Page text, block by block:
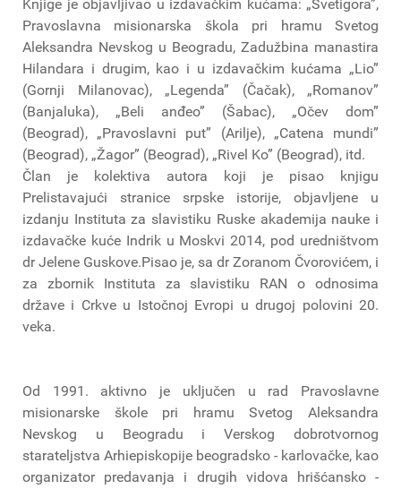
Knjige je objavljivao u izdavačkim kućama: „Svetigora”,
Pravoslavna misionarska škola pri hramu Svetog
Aleksandra Nevskog u Beogradu, Zadužbina manastira
Hilandara i drugim, kao i u izdavačkim kućama „Lio”
(Gornji Milanovac), „Legenda” (Čačak), „Romanov”
(Banjaluka), „Beli anđeo” (Šabac), „Očev dom”
(Beograd), „Pravoslavni put” (Arilje), „Catena mundi”
(Beograd), „Žagor” (Beograd), „Rivel Ko” (Beograd), itd.
Član je kolektiva autora koji je pisao knjigu
Prelistavajući stranice srpske istorije, objavljene u
izdanju Instituta za slavistiku Ruske akademija nauke i
izdavačke kuće Indrik u Moskvi 2014, pod uredništvom
dr Jelene Guskove.Pisao je, sa dr Zoranom Čvorovićem, i
za zbornik Instituta za slavistiku RAN o odnosima
države i Crkve u Istočnoj Evropi u drugoj polovini 20.
veka.
Od 1991. aktivno je uključen u rad Pravoslavne
misionarske škole pri hramu Svetog Aleksandra
Nevskog u Beogradu i Verskog dobrotvornog
starateljstva Arhiepiskopije beogradsko - karlovačke, kao
organizator predavanja i drugih vidova hrišćansko -